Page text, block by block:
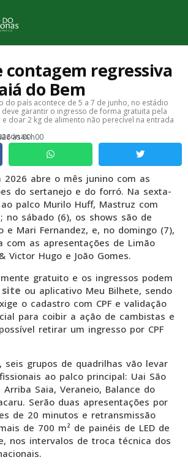
contagem regressiva
do Bem
do país acontece de 5 a 7 de junho, no estádio
deve garantir o ingresso de forma gratuita pela
doar 2 kg de alimento não perecível na entrada
às 00h00
2026 abre o mês junino com as
do sertanejo e do forró. Na sexta-
palco Murilo Huff, Mastruz com
no sábado (6), os shows são de
e Mari Fernandez, e, no domingo (7),
com as apresentações de Limão
Victor Hugo e João Gomes.
gratuito e os ingressos podem
site ou aplicativo Meu Bilhete, sendo
o cadastro com CPF e validação
para coibir a ação de cambistas e
retirar um ingresso por CPF
seis grupos de quadrilhas vão levar
ao palco principal: Uai São
Arriba Saia, Veraneio, Balance do
Serão duas apresentações por
de 20 minutos e retransmissão
de 700 m² de painéis de LED de
nos intervalos de troca técnica dos